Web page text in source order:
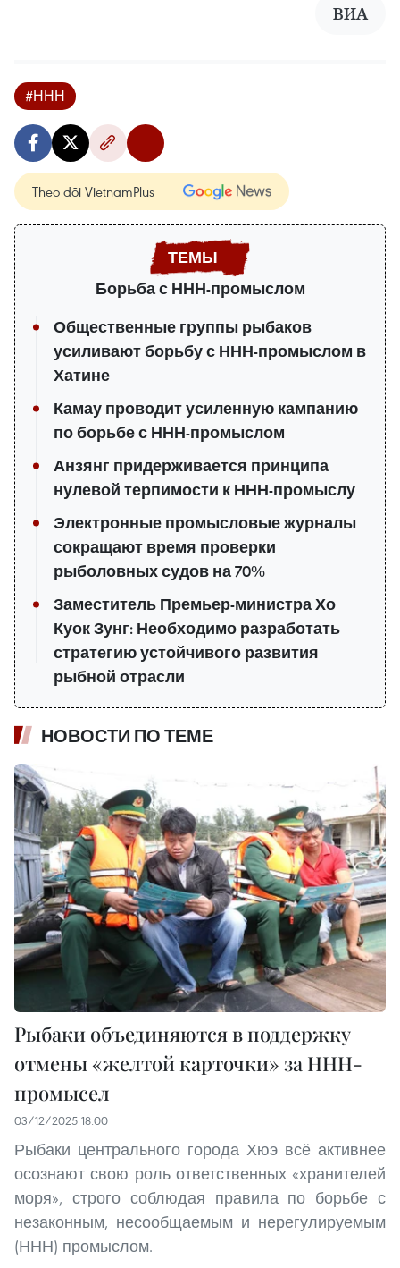
ВИА
#ННН
Theo dõi VietnamPlus
Борьба с ННН-промыслом
Общественные группы рыбаков
усиливают борьбу с ННН-промыслом в
Хатине
Камау проводит усиленную кампанию
по борьбе с ННН-промыслом
Анзянг придерживается принципа
нулевой терпимости к ННН-промыслу
Электронные промысловые журналы
сокращают время проверки
рыболовных судов на 70%
Заместитель Премьер-министра Хо
Куок Зунг: Необходимо разработать
стратегию устойчивого развития
рыбной отрасли
НОВОСТИ ПО ТЕМЕ
Рыбаки объединяются в поддержку
отмены «желтой карточки» за ННН-
промысел
03/12/2025 18:00
Рыбаки центрального города Хюэ всё активнее
осознают свою роль ответственных «хранителей
моря», строго соблюдая правила по борьбе с
незаконным, несообщаемым и нерегулируемым
(ННН) промыслом.